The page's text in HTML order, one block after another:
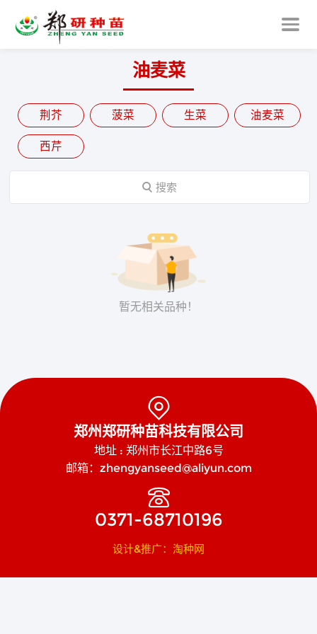
油麦菜
荆芥 菠菜 生菜 油麦菜
西芹
 搜索
暂无相关品种！

郑州郑研种苗科技有限公司
地址 : 郑州市长江中路6号
邮箱：zhengyanseed@aliyun.com

0371-68710196
设计&推广：淘种网